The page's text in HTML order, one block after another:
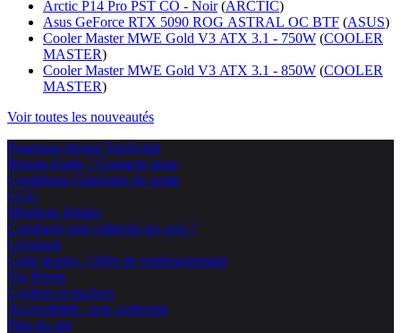
Arctic P14 Pro PST CO - Noir (ARCTIC)
Asus GeForce RTX 5090 ROG ASTRAL OC BTF (ASUS)
Cooler Master MWE Gold V3 ATX 3.1 - 750W (COOLER
MASTER)
Cooler Master MWE Gold V3 ATX 3.1 - 850W (COOLER
MASTER)
Voir toutes les nouveautés
Pourquoi choisir TopAchat
Besoin d'aide ? Contacte nous
Conditions Générales de vente
CGU
Mentions légales
Comment sont collectés les avis ?
Livraison
Code promo / Offre de remboursement
Vie Privée
Cookies et trackers
Accessibilité : non conforme
Plan du site